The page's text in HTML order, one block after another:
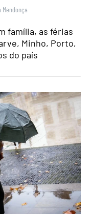
Mendonça
família, as férias
Minho, Porto,
do país